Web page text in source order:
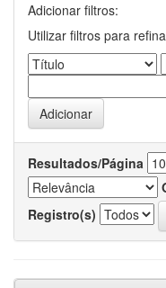
Adicionar filtros:
Utilizar filtros para
Resultados/Página
Registro(s)